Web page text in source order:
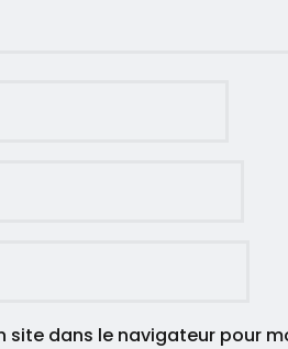
site dans le navigateur pour